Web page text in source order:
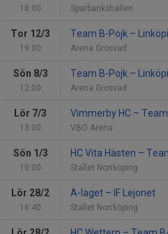
18:00 Sparbankshallen
Tor 12/3
19:00
Team B-Pojk –
Arena Grosvad
Sön 8/3
12:00
Team B-Pojk –
Arena Grosvad
Lör 7/3
13:00
Vimmerby HC –
VBO Arena
Sön 1/3
10:00
HC Vita Hästen –
Stallet Norrköping
Lör 28/2
16:40
A-laget – IF Lejonet
Stallet Norrköping